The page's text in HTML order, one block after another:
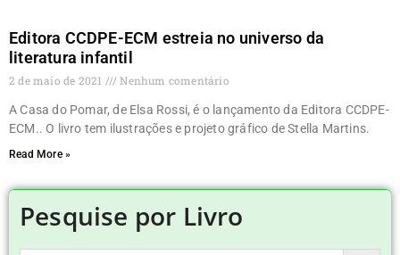
Editora CCDPE-ECM estreia no universo da
literatura infantil
2 de maio de 2021 Nenhum comentário
A Casa do Pomar, de Elsa Rossi, é o lançamento da Editora CCDPE-
ECM.. O livro tem ilustrações e projeto gráfico de Stella Martins.
Read More »
Pesquise por Livro